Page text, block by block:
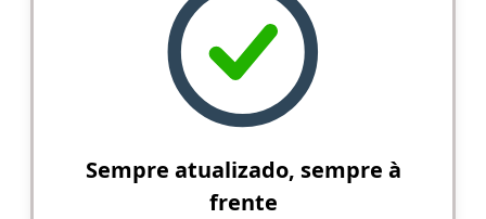
Sempre atualizado, sempre à
frente